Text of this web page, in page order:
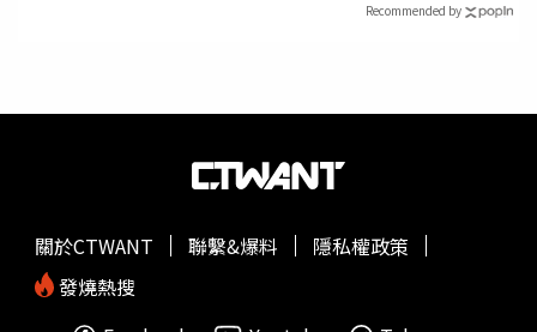
Recommended by
關於CTWANT 聯繫&爆料
隱私權政策
發燒熱搜